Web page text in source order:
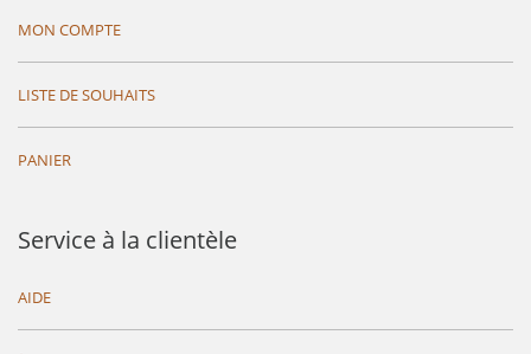
MON COMPTE
LISTE DE SOUHAITS
PANIER
Service à la clientèle
AIDE